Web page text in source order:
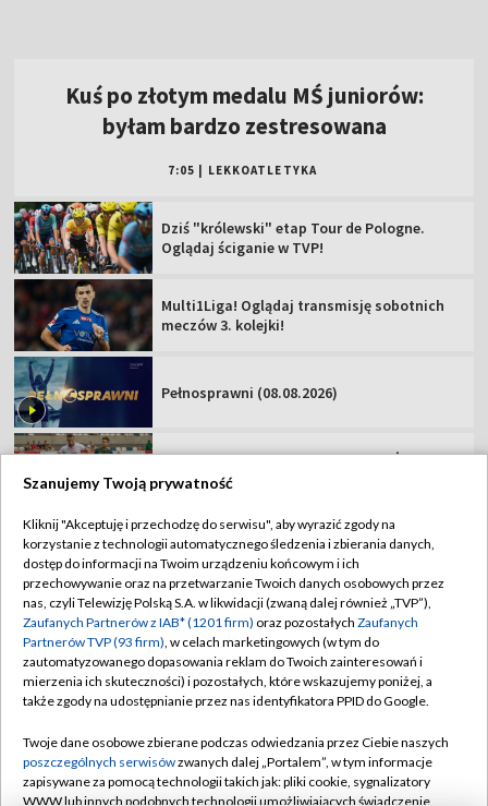
Multi1Liga! Oglądaj transmisję sobotnich
meczów 3. kolejki!
Zawisza Bydgoszcz – Resovia [NA ŻYWO].
Podhale Nowy Targ – Hutnik Kraków [NA
TVP
Abonament TVP
Sklep TVP
Biuro Reklamy
Oferta Handlowa
Emisja w TVP
Rada Programowa
Regulamin TVP
Polityka prywatności
Moje zgody
Biuro reklamy
Kanały
Szanujemy Twoją prywatność
Kliknij "Akceptuję i przechodzę do serwisu", aby wyrazić zgody na
korzystanie z technologii automatycznego śledzenia i zbierania danych,
dostęp do informacji na Twoim urządzeniu końcowym i ich
przechowywanie oraz na przetwarzanie Twoich danych osobowych przez
nas, czyli Telewizję Polską S.A. w likwidacji (zwaną dalej również „TVP”),
Zaufanych Partnerów z IAB* (1201 firm) oraz pozostałych Zaufanych
Partnerów TVP (93 firm), w celach marketingowych (w tym do
zautomatyzowanego dopasowania reklam do Twoich zainteresowań i
mierzenia ich skuteczności) i pozostałych, które wskazujemy poniżej, a
także zgody na udostępnianie przez nas identyfikatora PPID do Google.
Twoje dane osobowe zbierane podczas odwiedzania przez Ciebie naszych
poszczególnych serwisówzwanych dalej „Portalem”, w tym informacje
zapisywane za pomocą technologii takich jak: pliki cookie, sygnalizatory
WWW lub innych podobnych technologii umożliwiających świadczenie